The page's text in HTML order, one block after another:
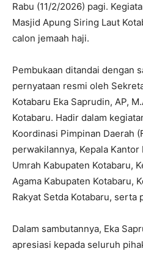
Rabu (11/2/2026) pagi.
Masjid Apung Siring Laut
calon jemaah haji.
Pembukaan ditandai dengan
pernyataan resmi oleh
Kotabaru Eka Saprudin, AP,
Kotabaru. Hadir dalam
Koordinasi Pimpinan Daerah
perwakilannya, Kepala
Umrah Kabupaten Kotabaru,
Agama Kabupaten Kotabaru,
Rakyat Setda Kotabaru, serta
Dalam sambutannya, Eka
apresiasi kepada seluruh